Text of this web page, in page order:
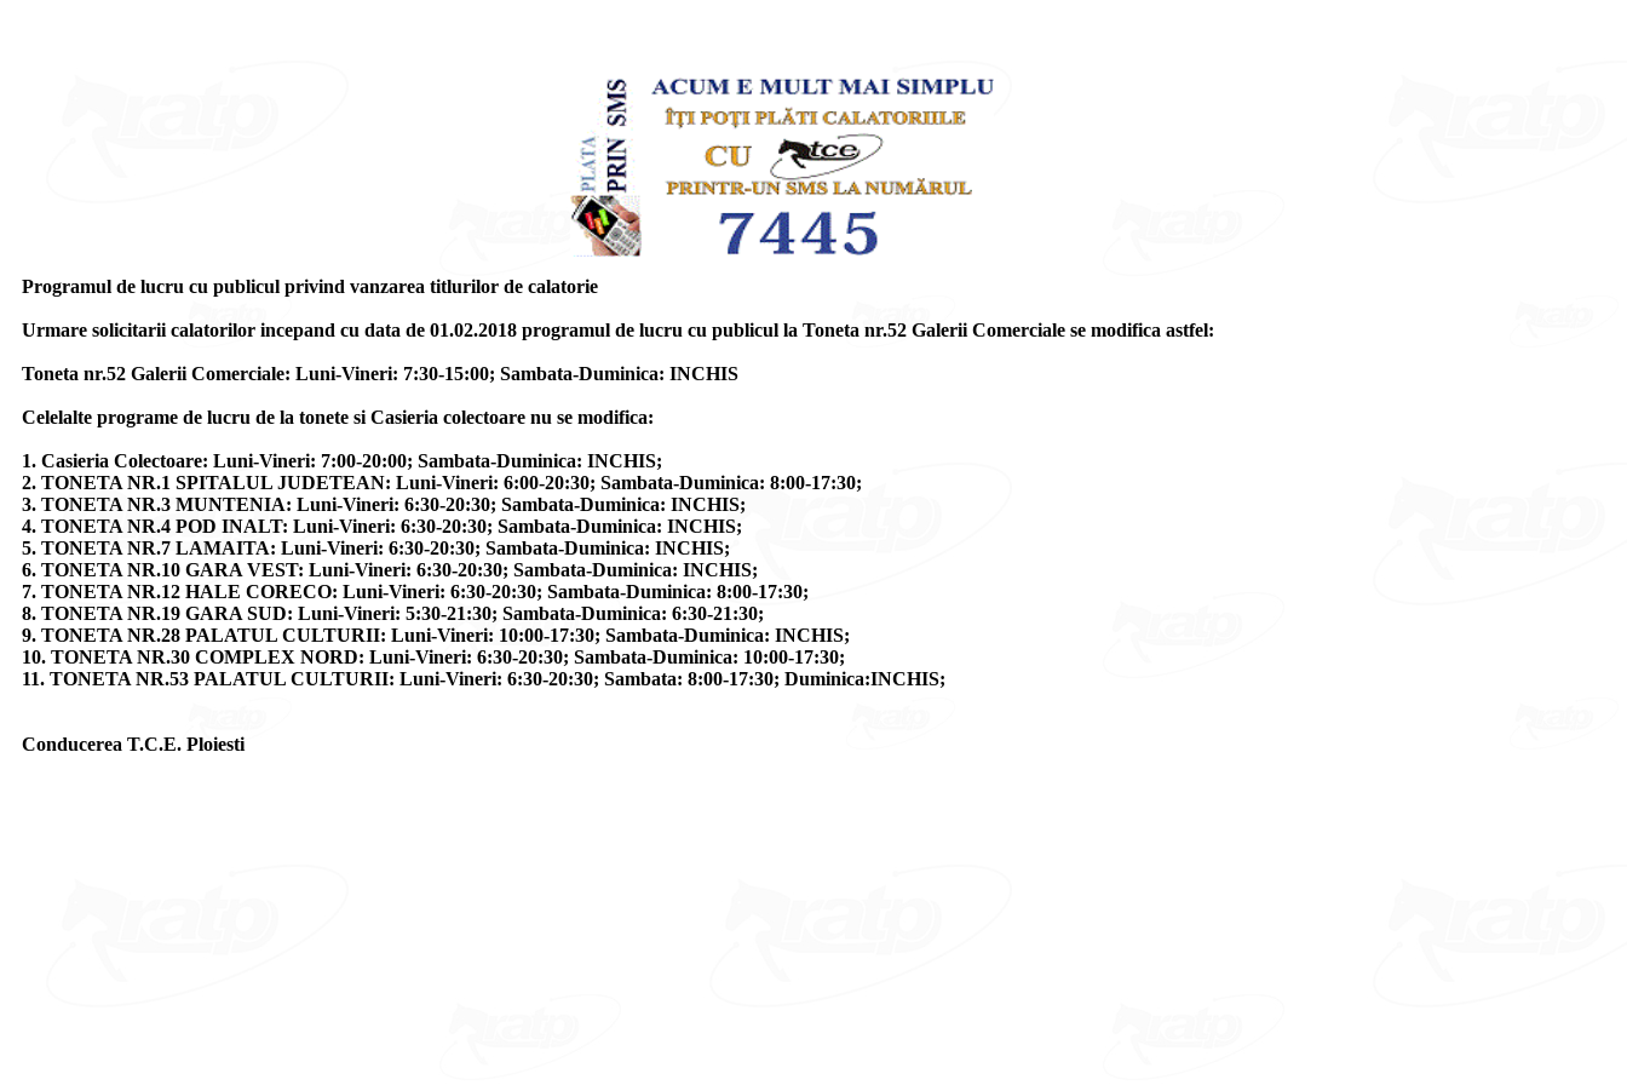
Programul de lucru cu publicul privind vanzarea titlurilor de calatorie
Urmare solicitarii calatorilor incepand cu data de 01.02.2018 programul de lucru cu publicul la Toneta nr.52 Galerii Comerciale se modifica astfel:
Toneta nr.52 Galerii Comerciale: Luni-Vineri: 7:30-15:00; Sambata-Duminica: INCHIS
Celelalte programe de lucru de la tonete si Casieria colectoare nu se modifica:
1. Casieria Colectoare: Luni-Vineri: 7:00-20:00; Sambata-Duminica: INCHIS;
2. TONETA NR.1 SPITALUL JUDETEAN: Luni-Vineri: 6:00-20:30; Sambata-Duminica: 8:00-17:30;
3. TONETA NR.3 MUNTENIA: Luni-Vineri: 6:30-20:30; Sambata-Duminica: INCHIS;
4. TONETA NR.4 POD INALT: Luni-Vineri: 6:30-20:30; Sambata-Duminica: INCHIS;
5. TONETA NR.7 LAMAITA: Luni-Vineri: 6:30-20:30; Sambata-Duminica: INCHIS;
6. TONETA NR.10 GARA VEST: Luni-Vineri: 6:30-20:30; Sambata-Duminica: INCHIS;
7. TONETA NR.12 HALE CORECO: Luni-Vineri: 6:30-20:30; Sambata-Duminica: 8:00-17:30;
8. TONETA NR.19 GARA SUD: Luni-Vineri: 5:30-21:30; Sambata-Duminica: 6:30-21:30;
9. TONETA NR.28 PALATUL CULTURII: Luni-Vineri: 10:00-17:30; Sambata-Duminica: INCHIS;
10. TONETA NR.30 COMPLEX NORD: Luni-Vineri: 6:30-20:30; Sambata-Duminica: 10:00-17:30;
11. TONETA NR.53 PALATUL CULTURII: Luni-Vineri: 6:30-20:30; Sambata: 8:00-17:30; Duminica:INCHIS;
Conducerea T.C.E. Ploiesti